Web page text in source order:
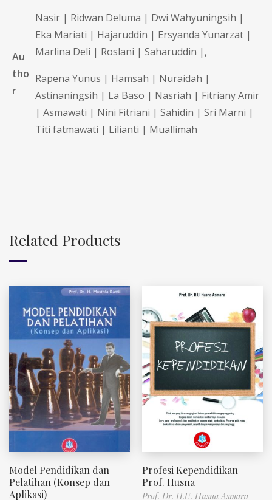
Au
tho
r
Nasir | Ridwan Deluma | Dwi Wahyuningsih |
Eka Mariati | Hajaruddin | Ersyanda Yunarzat |
Marlina Deli | Roslani | Saharuddin |,
Rapena Yunus | Hamsah | Nuraidah |
Astinaningsih | La Baso | Nasriah | Fitriany Amir
| Asmawati | Nini Fitriani | Sahidin | Sri Marni |
⁠Titi fatmawati | ⁠Lilianti | ⁠Muallimah
Related Products
Model Pendidikan dan
Pelatihan (Konsep dan
Aplikasi)
Profesi Kependidikan –
Prof. Husna
Prof. Dr. H.U. Husna Asmara